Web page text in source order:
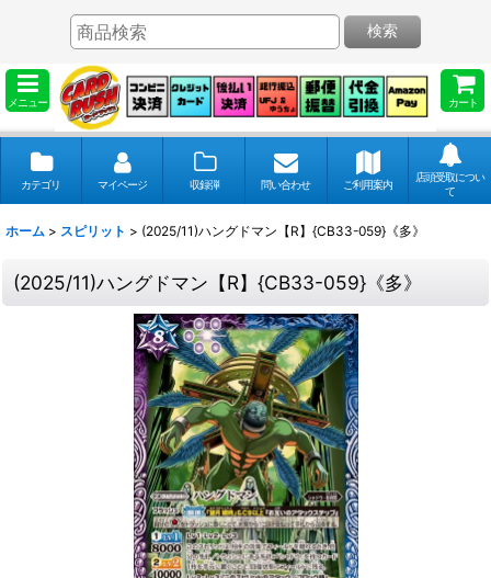
メニュー カート
検索
カテゴリ マイページ 収録弾 問い合わせ ご利用案内
店頭受取につい
て
ホーム > スピリット > (2025/11)ハングドマン【R】{CB33-059}《多》
(2025/11)ハングドマン【R】{CB33-059}《多》